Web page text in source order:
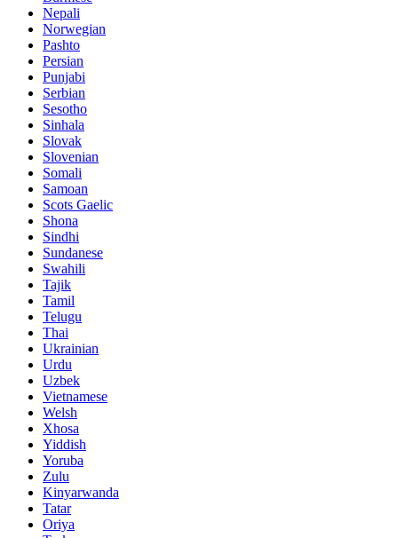
Nepali
Norwegian
Pashto
Persian
Punjabi
Serbian
Sesotho
Sinhala
Slovak
Slovenian
Somali
Samoan
Scots Gaelic
Shona
Sindhi
Sundanese
Swahili
Tajik
Tamil
Telugu
Thai
Ukrainian
Urdu
Uzbek
Vietnamese
Welsh
Xhosa
Yiddish
Yoruba
Zulu
Kinyarwanda
Tatar
Oriya